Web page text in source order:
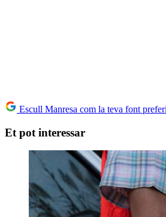
Escull Manresa com la teva font
Et pot interessar